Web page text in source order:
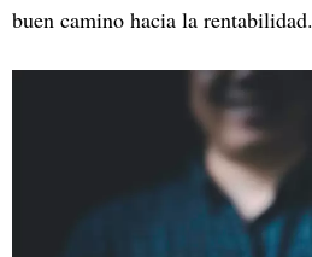
buen camino hacia la rentabilidad.